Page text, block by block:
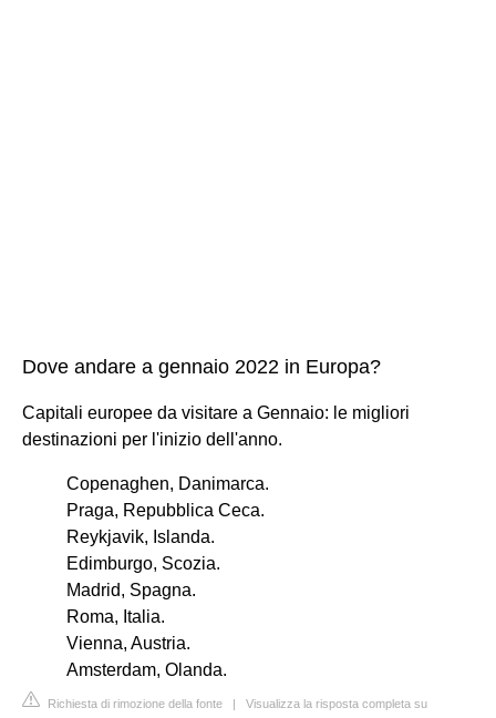
Dove andare a gennaio 2022 in Europa?
Capitali europee da visitare a Gennaio: le migliori
destinazioni per l'inizio dell'anno.
Copenaghen, Danimarca.
Praga, Repubblica Ceca.
Reykjavik, Islanda.
Edimburgo, Scozia.
Madrid, Spagna.
Roma, Italia.
Vienna, Austria.
Amsterdam, Olanda.
Richiesta di rimozione della fonte | Visualizza la risposta completa su